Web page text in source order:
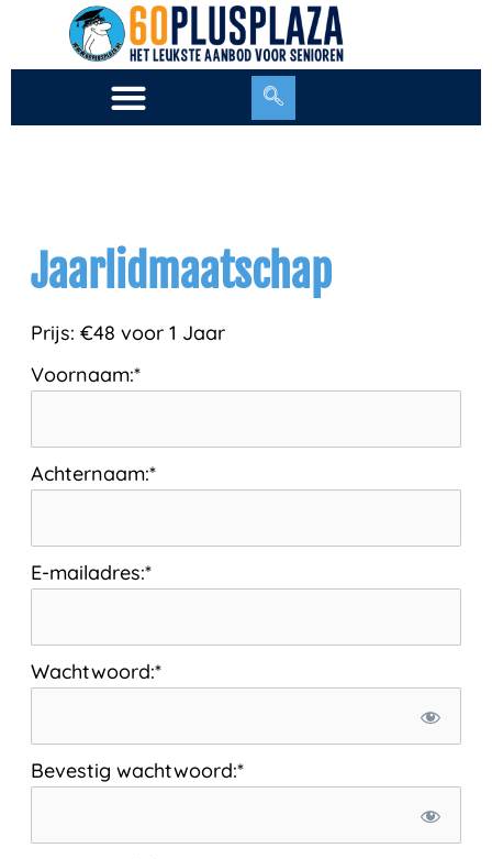
de
Jaarlidmaatschap
Prijs: €48 voor 1 Jaar
Voornaam:*
Achternaam:*
E-mailadres:*
Wachtwoord:*
Bevestig wachtwoord:*